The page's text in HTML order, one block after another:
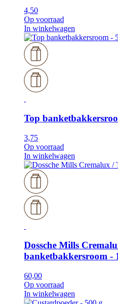
4,50
Op voorraad
In winkelwagen
Top
3,75
Op voorraad
In winkelwagen
Dossche Mills
banketbakkersroom -
60,00
Op voorraad
In winkelwagen